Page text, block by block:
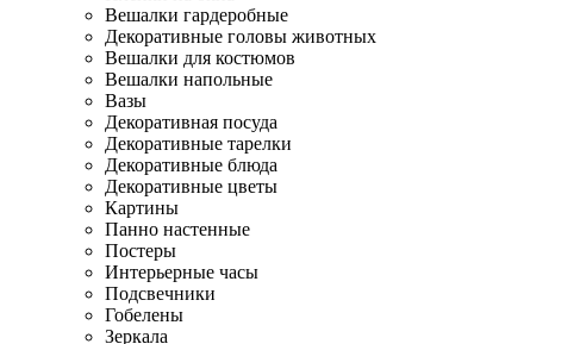
Вешалки гардеробные
Декоративные головы животных
Вешалки для костюмов
Вешалки напольные
Вазы
Декоративная посуда
Декоративные тарелки
Декоративные блюда
Декоративные цветы
Картины
Панно настенные
Постеры
Интерьерные часы
Подсвечники
Гобелены
Зеркала